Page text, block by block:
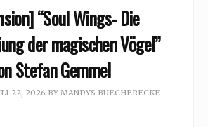
“Soul Wings- Die
der magischen Vögel”
Stefan Gemmel
22, 2026 BY MANDYS BUECHERECKE